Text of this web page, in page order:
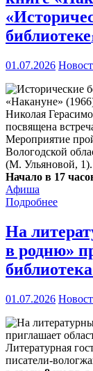
библиотеке
01.07.2026
«Накануне»
Николая
посвящена
Мероприятие
Вологодской
(М. Ульяновой, 1).
Начало в 17
Афиша
Подробнее
На
в родню»
библиотека
01.07.2026
Литературная
писатели-